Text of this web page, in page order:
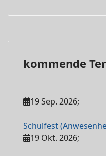
kommende
19 Sep. 2026;
Schulfest
19 Okt. 2026;